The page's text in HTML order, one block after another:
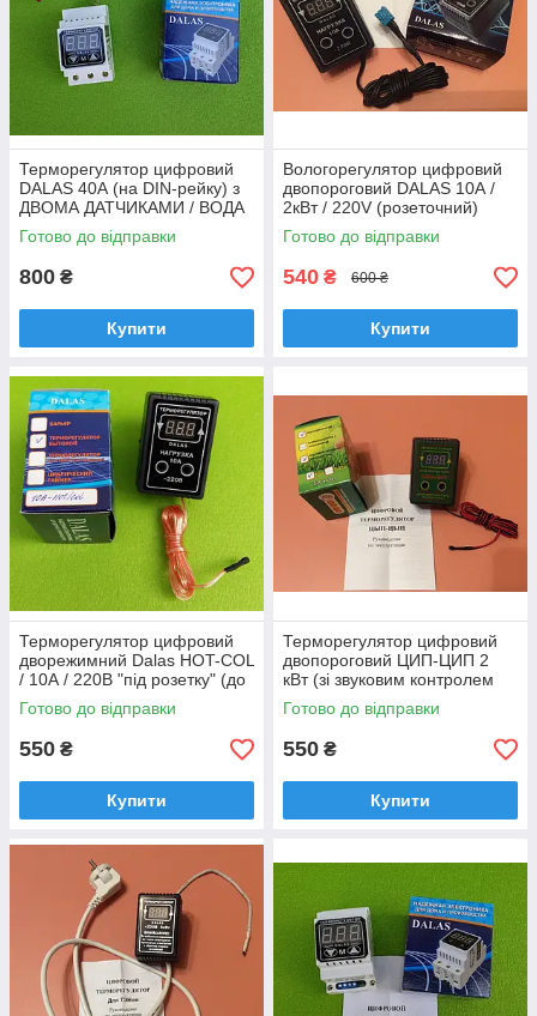
Терморегулятор цифровий
DALAS 40А (на DIN-рейку) з
ДВОМА ДАТЧИКАМИ / ВОДА
+5°C...+80°C / ПОВІТРЯ
+5°C...+40°C
Готово до відправки
800 ₴
Купити
Вологорегулятор цифровий
двопороговий DALAS 10А /
2кВт / 220V (розеточний)
Готово до відправки
540 ₴ 600 ₴
Купити
Терморегулятор цифровий
дворежимний Dalas HOT-COL
/ 10А / 220В "під розетку" (до
холодильників/опалення)
Готово до відправки
550 ₴
Купити
Терморегулятор цифровий
двопороговий ЦИП-ЦИП 2
кВт (зі звуковим контролем
температури) під розетку
Україна
Готово до відправки
550 ₴
Купити